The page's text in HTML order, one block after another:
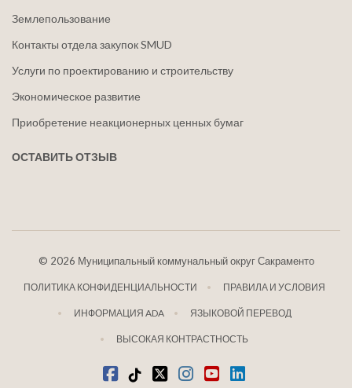
Землепользование
Контакты отдела закупок SMUD
Услуги по проектированию и строительству
Экономическое развитие
Приобретение неакционерных ценных бумаг
ОСТАВИТЬ ОТЗЫВ
© 2026 Муниципальный коммунальный округ Сакраменто
ПОЛИТИКА КОНФИДЕНЦИАЛЬНОСТИ ПРАВИЛА И УСЛОВИЯ
ИНФОРМАЦИЯ ADA ЯЗЫКОВОЙ ПЕРЕВОД
ВЫСОКАЯ КОНТРАСТНОСТЬ
Фейсбук
Тик-Токщебетать
Инстаграм
ЮтубLinkedIn